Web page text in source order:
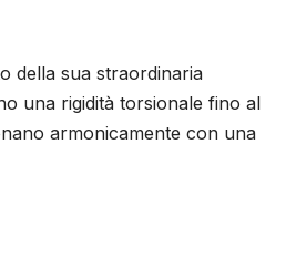
della sua straordinaria
una rigidità torsionale fino al
armonicamente con una